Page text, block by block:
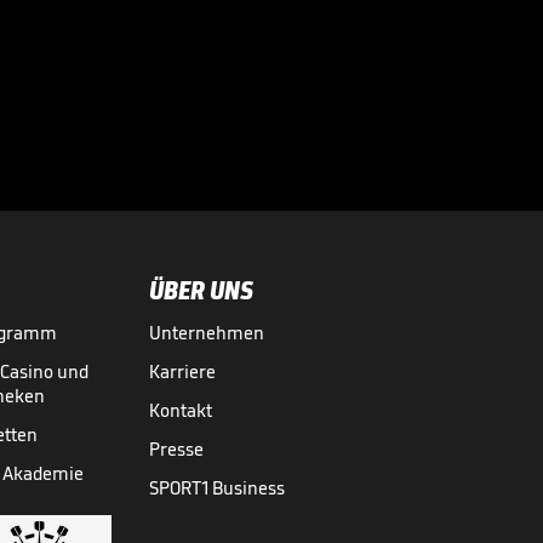
und
Akademie
ÜBER UNS
Unternehmen
Karriere
Kontakt
Presse
SPORT1 Business